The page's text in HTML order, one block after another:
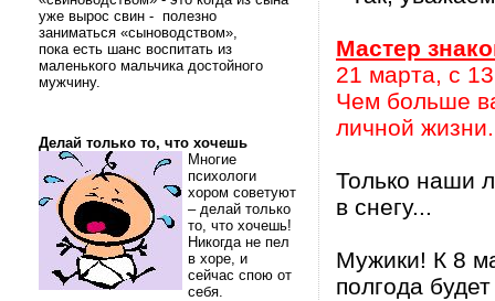
уже вырос свин - полезно
заниматься «сыноводством»,
пока есть шанс воспитать из
маленького мальчика достойного
мужчину.
Делай только то, что хочешь
Многие
психологи
хором советуют
– делай только
то, что хочешь!
Никогда не пел
в хоре, и
сейчас спою от
себя.
Мастер
21 марта, с
Чем больше
личной
Только наши
в снегу...
Мужики! К 8
полгода